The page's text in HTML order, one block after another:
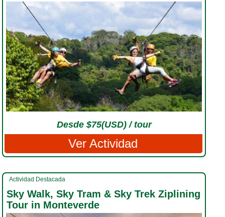
Desde $75(USD) / tour
Ver Actividad
Actividad Destacada
Sky Walk, Sky Tram & Sky Trek Ziplining
Tour in Monteverde